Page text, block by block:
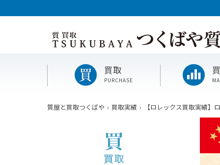
買取
PURCHASE
質屋と買取つくばや 買取実績 【ロレックス買取実績】